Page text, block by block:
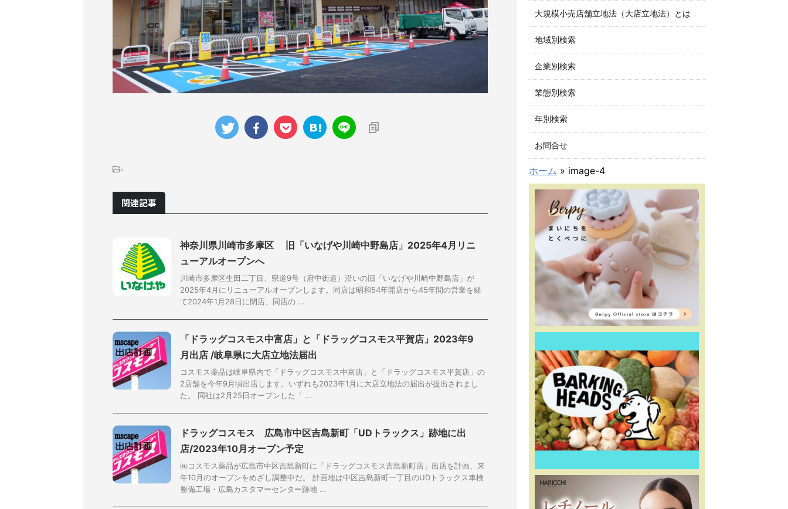
-
関連記事
神奈川県川崎市多摩区 旧「いなげや川崎中野島店」2025年4月リニ
ューアルオープンへ
川崎市多摩区生田二丁目、県道9号（府中街道）沿いの旧「いなげや川崎中野島店」が
2025年4月にリニューアルオープンします。同店は昭和54年開店から45年間の営業を経
て2024年1月28日に閉店、同店の ...
「ドラッグコスモス中富店」と「ドラッグコスモス平賀店」2023年9
月出店 /岐阜県に大店立地法届出
コスモス薬品は岐阜県内で「ドラッグコスモス中富店」と「ドラッグコスモス平賀店」の
2店舗を今年9月頃出店します。いずれも2023年1月に大店立地法の届出が提出されまし
た。 同社は2月25日オープンした「 ...
ドラッグコスモス 広島市中区吉島新町「UDトラックス」跡地に出
店/2023年10月オープン予定
㈱コスモス薬品が広島市中区吉島新町に「ドラッグコスモス吉島新町店」出店を計画、来
年10月のオープンをめざし調整中だ。 計画地は中区吉島新町一丁目のUDトラックス車検
整備工場・広島カスタマーセンター跡地 ...
大規模小売店舗立地法（大店立地法）とは
地域別検索
企業別検索
業態別検索
年別検索
お問合せ
ホーム » image-4